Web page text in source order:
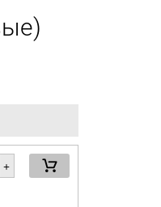
+